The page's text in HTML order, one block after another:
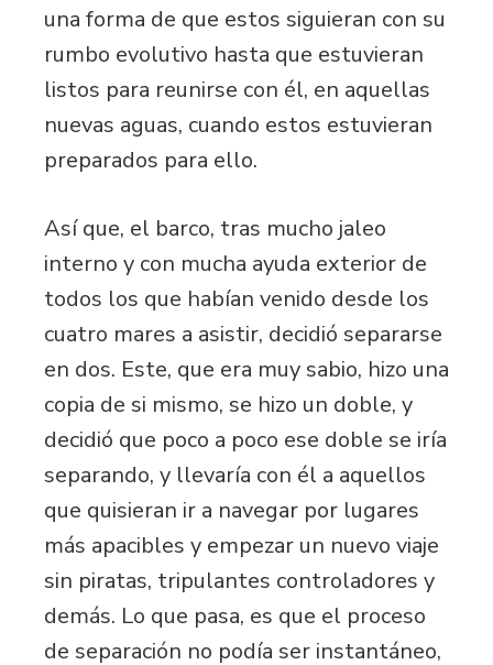
una forma de que estos siguieran con su
rumbo evolutivo hasta que estuvieran
listos para reunirse con él, en aquellas
nuevas aguas, cuando estos estuvieran
preparados para ello.
Así que, el barco, tras mucho jaleo
interno y con mucha ayuda exterior de
todos los que habían venido desde los
cuatro mares a asistir, decidió separarse
en dos. Este, que era muy sabio, hizo una
copia de si mismo, se hizo un doble, y
decidió que poco a poco ese doble se iría
separando, y llevaría con él a aquellos
que quisieran ir a navegar por lugares
más apacibles y empezar un nuevo viaje
sin piratas, tripulantes controladores y
demás. Lo que pasa, es que el proceso
de separación no podía ser instantáneo,